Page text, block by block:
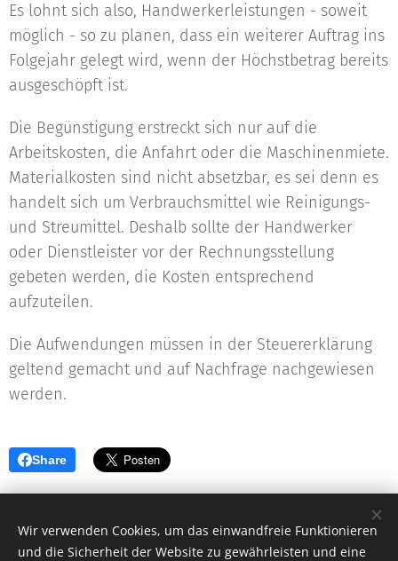
Es lohnt sich also, Handwerkerleistungen - soweit
möglich - so zu planen, dass ein weiterer Auftrag ins
Folgejahr gelegt wird, wenn der Höchstbetrag bereits
ausgeschöpft ist.
Die Begünstigung erstreckt sich nur auf die
Arbeitskosten, die Anfahrt oder die Maschinenmiete.
Materialkosten sind nicht absetzbar, es sei denn es
handelt sich um Verbrauchsmittel wie Reinigungs-
und Streumittel. Deshalb sollte der Handwerker
oder Dienstleister vor der Rechnungsstellung
gebeten werden, die Kosten entsprechend
aufzuteilen.
Die Aufwendungen müssen in der Steuererklärung
geltend gemacht und auf Nachfrage nachgewiesen
werden.
Share
Wir verwenden Cookies, um das einwandfreie Funktionieren
und die Sicherheit der Website zu gewährleisten und eine